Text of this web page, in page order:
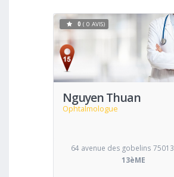
Nguyen Thuan
Ophtalmologue
0 ( 0 AVIS)
64 avenue des gobelins 75013
13èME